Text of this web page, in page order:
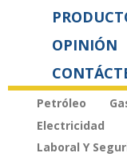
OPINIÓN
Petróleo
Electricidad
Laboral Y